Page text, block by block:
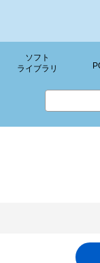
ソフト
ライブラリ